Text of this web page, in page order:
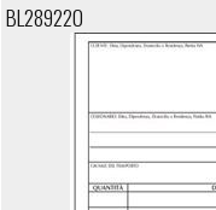
BL289220